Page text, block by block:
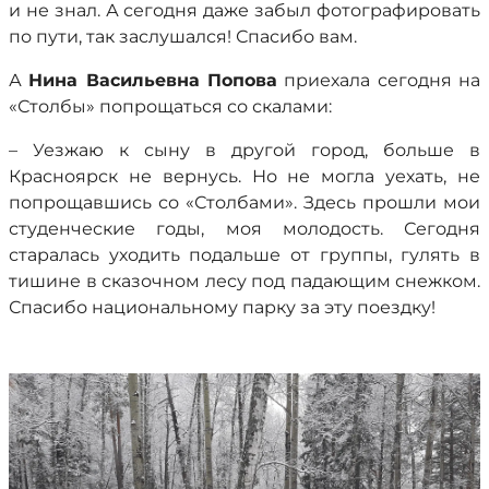
и не знал. А сегодня даже забыл фотографировать
по пути, так заслушался! Спасибо вам.
А Нина Васильевна Попова приехала сегодня на
«Столбы» попрощаться со скалами:
– Уезжаю к сыну в другой город, больше в
Красноярск не вернусь. Но не могла уехать, не
попрощавшись со «Столбами». Здесь прошли мои
студенческие годы, моя молодость. Сегодня
старалась уходить подальше от группы, гулять в
тишине в сказочном лесу под падающим снежком.
Спасибо национальному парку за эту поездку!